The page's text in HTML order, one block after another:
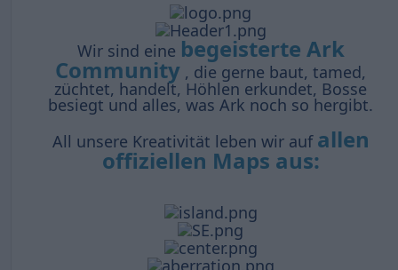
Wir sind eine begeisterte Ark
Community , die gerne baut, tamed,
züchtet, handelt, Höhlen erkundet, Bosse
besiegt und alles, was Ark noch so hergibt.
All unsere Kreativität leben wir auf allen
offiziellen Maps aus: